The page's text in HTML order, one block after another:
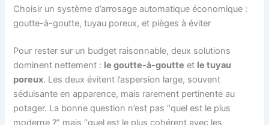
Choisir un système d’arrosage automatique économique :
goutte-à-goutte, tuyau poreux, et pièges à éviter
Pour rester sur un budget raisonnable, deux solutions
dominent nettement : le goutte-à-goutte et le tuyau
poreux. Les deux évitent l’aspersion large, souvent
séduisante en apparence, mais rarement pertinente au
potager. La bonne question n’est pas “quel est le plus
moderne ?” mais “quel est le plus cohérent avec les